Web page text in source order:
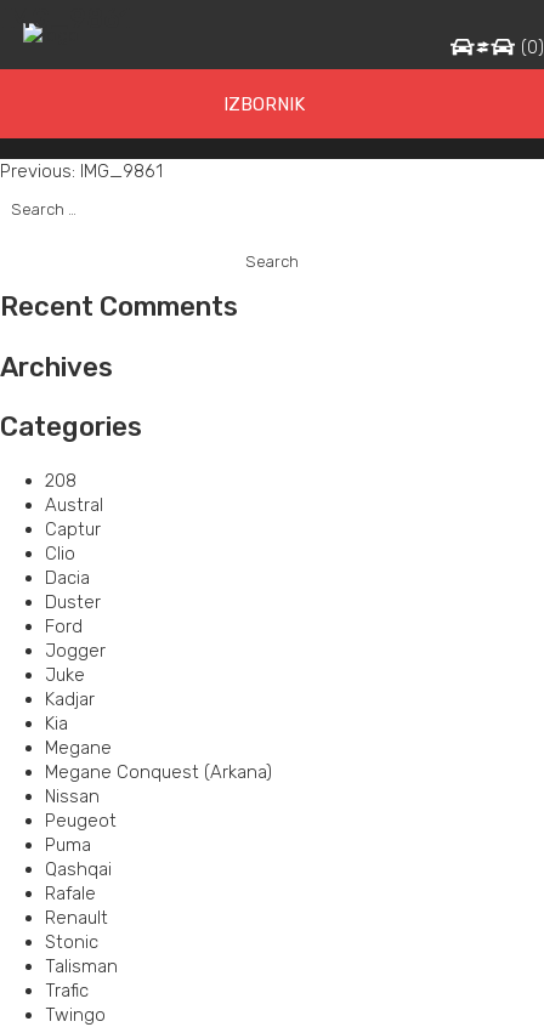
IZBORNIK
(0)
IMG_9861
Post
navigation
Previous: IMG_9861
for:
Recent Comments
Archives
Categories
208
Austral
Captur
Clio
Dacia
Duster
Ford
Jogger
Juke
Kadjar
Kia
Megane
Megane Conquest (Arkana)
Nissan
Peugeot
Puma
Qashqai
Rafale
Renault
Stonic
Talisman
Trafic
Twingo